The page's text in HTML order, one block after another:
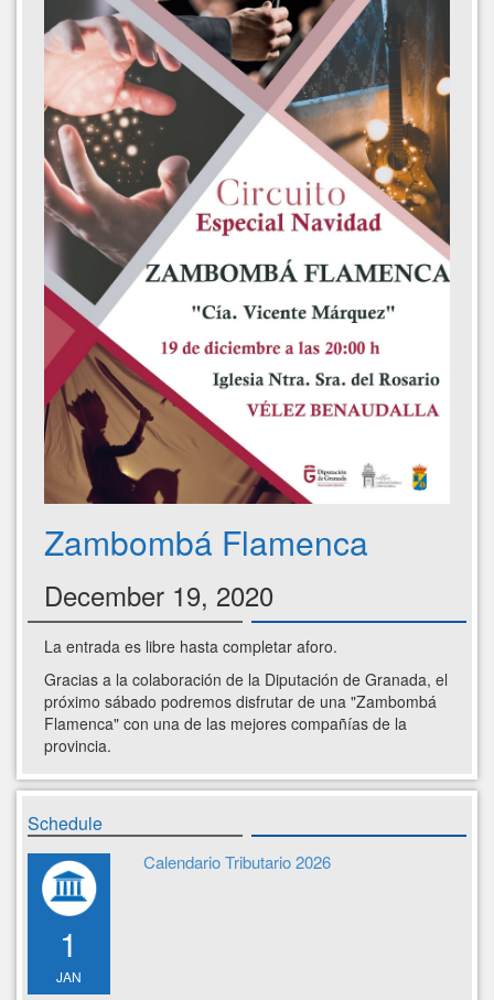
Zambombá Flamenca
December 19, 2020
La entrada es libre hasta completar aforo.
Gracias a la colaboración de la Diputación de Granada, el
próximo sábado podremos disfrutar de una "Zambombá
Flamenca" con una de las mejores compañías de la
provincia.
Schedule
1
JAN
Calendario Tributario 2026